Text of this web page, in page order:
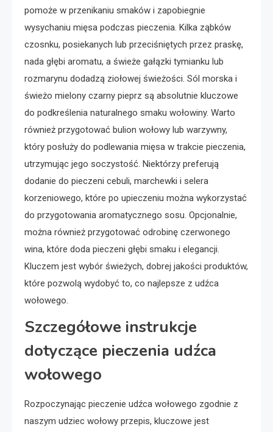
pomoże w przenikaniu smaków i zapobiegnie
wysychaniu mięsa podczas pieczenia. Kilka ząbków
czosnku, posiekanych lub przeciśniętych przez praskę,
nada głębi aromatu, a świeże gałązki tymianku lub
rozmarynu dodadzą ziołowej świeżości. Sól morska i
świeżo mielony czarny pieprz są absolutnie kluczowe
do podkreślenia naturalnego smaku wołowiny. Warto
również przygotować bulion wołowy lub warzywny,
który posłuży do podlewania mięsa w trakcie pieczenia,
utrzymując jego soczystość. Niektórzy preferują
dodanie do pieczeni cebuli, marchewki i selera
korzeniowego, które po upieczeniu można wykorzystać
do przygotowania aromatycznego sosu. Opcjonalnie,
można również przygotować odrobinę czerwonego
wina, które doda pieczeni głębi smaku i elegancji.
Kluczem jest wybór świeżych, dobrej jakości produktów,
które pozwolą wydobyć to, co najlepsze z udźca
wołowego.
Szczegółowe instrukcje
dotyczące pieczenia udźca
wołowego
Rozpoczynając pieczenie udźca wołowego zgodnie z
naszym udziec wołowy przepis, kluczowe jest